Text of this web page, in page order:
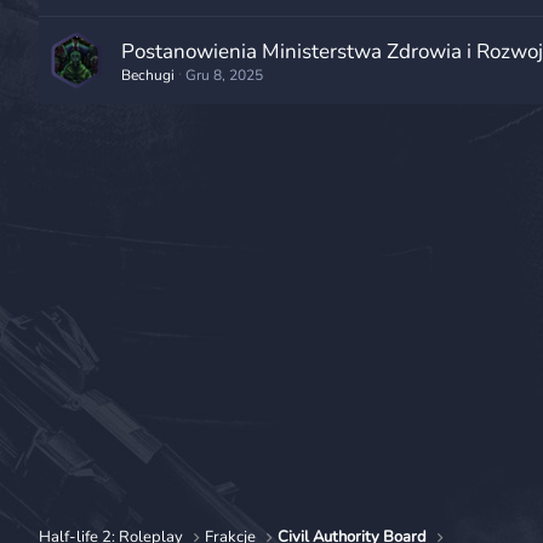
Postanowienia Ministerstwa Zdrowia i
Bechugi Gru 8, 2025
Half-life 2: Roleplay Frakcje Civil Authority Board